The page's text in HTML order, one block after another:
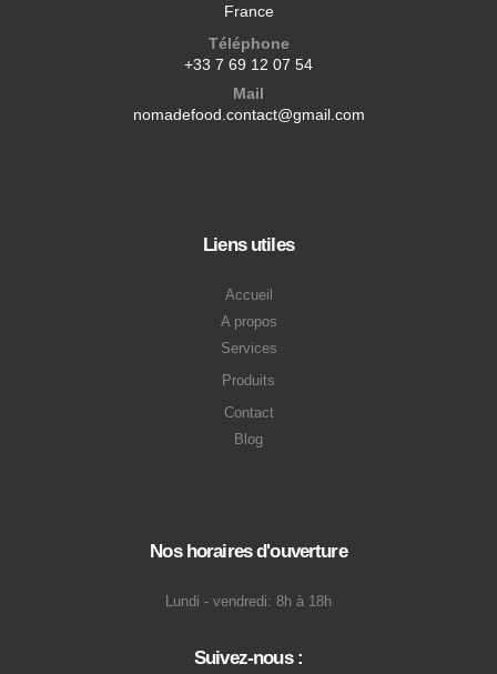
France
Téléphone
+33 7 69 12 07 54
Mail
nomadefood.contact@gmail.com
Liens utiles
Accueil
A propos
Services
Produits
Contact
Blog
Nos horaires d'ouverture
Lundi - vendredi: 8h à 18h
Suivez-nous :